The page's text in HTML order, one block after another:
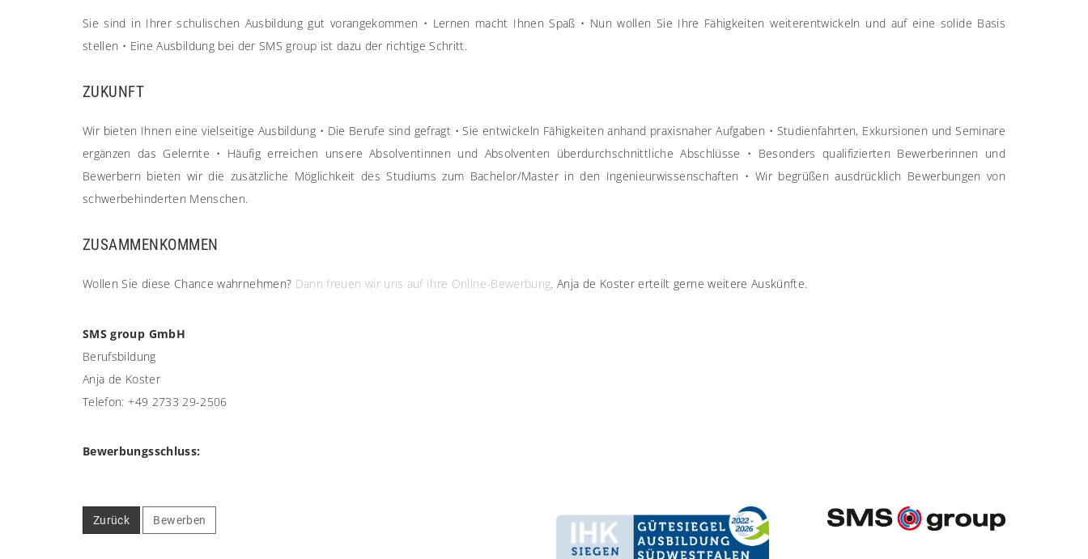
Sie sind in Ihrer schulischen Ausbildung gut vorangekommen • Lernen macht Ihnen Spaß • Nun wollen Sie Ihre Fähigkeiten weiterentwickeln und auf eine solide Basis
stellen • Eine Ausbildung bei der SMS group ist dazu der richtige Schritt.
ZUKUNFT
Wir bieten Ihnen eine vielseitige Ausbildung • Die Berufe sind gefragt •Sie entwickeln Fähigkeiten anhand praxisnaher Aufgaben • Studienfahrten, Exkursionen und Seminare
ergänzen das Gelernte • Häufig erreichen unsere Absolventinnen und Absolventen überdurchschnittliche Abschlüsse • Besonders qualifizierten Bewerberinnen und
Bewerbern bieten wir die zusätzliche Möglichkeit des Studiums zum Bachelor/Master in den Ingenieurwissenschaften • Wir begrüßen ausdrücklich Bewerbungen von
schwerbehinderten Menschen.
ZUSAMMENKOMMEN​
Wollen Sie diese Chance wahrnehmen? Dann freuen wir uns auf Ihre Online-Bewerbung. Anja de Koster erteilt gerne weitere Auskünfte.
SMS group GmbH
Berufsbildung
Anja de Koster
Telefon: +49 2733 29-2506
Bewerbungsschluss:
Zurück Bewerben